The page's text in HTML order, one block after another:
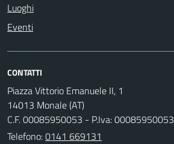
Luoghi
Eventi
CONTATTI
Piazza Vittorio Emanuele II, 1
14013 Monale (AT)
C.F. 00085950053 - P.Iva: 00085950053
Telefono:0141 669131